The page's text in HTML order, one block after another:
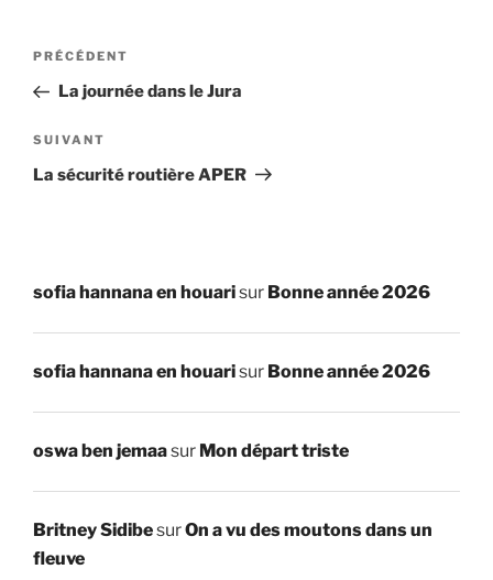
Navigation
l’article
Article
précédent
PRÉCÉDENT
La journée dans le Jura
Article
suivant
SUIVANT
La sécurité routière APER
sofia hannana en houarisur Bonne année 2026
sofia hannana en houarisur Bonne année 2026
oswa ben jemaasur Mon départ triste
Britney SidibesurOn a vu des moutons dans un
fleuve